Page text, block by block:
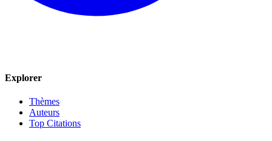
Explorer
Thèmes
Auteurs
Top Citations